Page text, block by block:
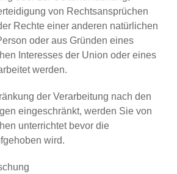
von Rechtsansprüchen
Rechte einer anderen natürlichen
oder aus Gründen eines
Interesses der Union oder eines
werden.
der Verarbeitung nach den
eingeschränkt, werden Sie von
unterrichtet bevor die
wird.